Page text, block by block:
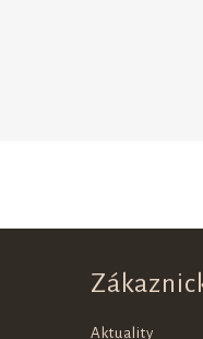
Aktuality